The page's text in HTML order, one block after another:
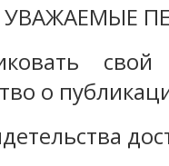
УВАЖАЕМЫЕ
о